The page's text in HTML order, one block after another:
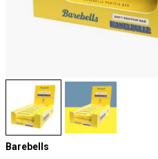
Barebells